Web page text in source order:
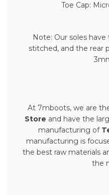
Toe Cap:
Note: Our soles
stitched, and the rear
At 7mboots, we are
Store and have the
manufacturing of
manufacturing is
the best raw materials
the